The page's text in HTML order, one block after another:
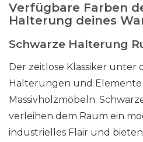
Verfügbare Farben
Halterung deines
Schwarze Halterung
Der zeitlose Klassiker unter
Halterungen und Elemente
Massivholzmöbeln.
verleihen dem Raum ein
industrielles Flair und